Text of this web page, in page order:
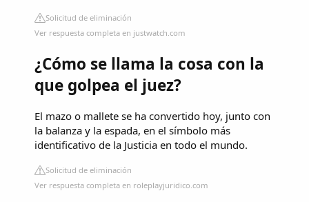
Solicitud de eliminación
Ver respuesta completa en justwatch.com
¿Cómo se llama la cosa con la
que golpea el juez?
El mazo o mallete se ha convertido hoy, junto con
la balanza y la espada, en el símbolo más
identificativo de la Justicia en todo el mundo.
Solicitud de eliminación
Ver respuesta completa en roleplayjuridico.com